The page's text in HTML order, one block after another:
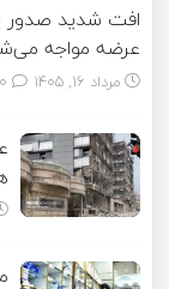
افت شدید صدور
عرضه مواجه
مرداد ۱۶, ۱۴۰۵